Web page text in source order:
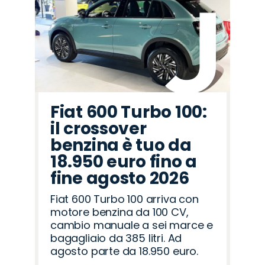
Jeep
Cupra
Citroën
Fiat
Alfa
Romeo
Mazda
Seat
Omoda
Hyundai
Lancia
Peugeot
Opel
Abarth
Land
Rover
Jaecoo
Fiat 600 Turbo 100:
il crossover
benzina è tuo da
18.950 euro fino a
fine agosto 2026
Fiat 600 Turbo 100 arriva con
motore benzina da 100 CV,
cambio manuale a sei marce e
bagagliaio da 385 litri. Ad
agosto parte da 18.950 euro.